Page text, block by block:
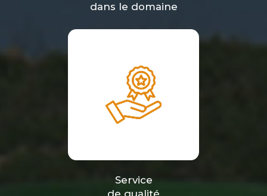
dans le domaine
Service